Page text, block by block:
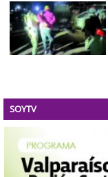
SOYTV